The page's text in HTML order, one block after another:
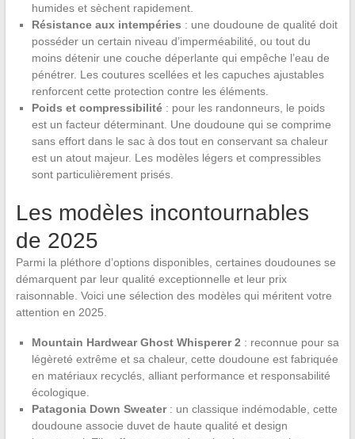
humides et sèchent rapidement.
Résistance aux intempéries : une doudoune de qualité doit
posséder un certain niveau d’imperméabilité, ou tout du
moins détenir une couche déperlante qui empêche l’eau de
pénétrer. Les coutures scellées et les capuches ajustables
renforcent cette protection contre les éléments.
Poids et compressibilité: pour les randonneurs, le poids
est un facteur déterminant. Une doudoune qui se comprime
sans effort dans le sac à dos tout en conservant sa chaleur
est un atout majeur. Les modèles légers et compressibles
sont particulièrement prisés.
Les modèles incontournables
de 2025
Parmi la pléthore d’options disponibles, certaines doudounes se
démarquent par leur qualité exceptionnelle et leur prix
raisonnable. Voici une sélection des modèles qui méritent votre
attention en 2025.
Mountain Hardwear Ghost Whisperer 2 : reconnue pour sa
légèreté extrême et sa chaleur, cette doudoune est fabriquée
en matériaux recyclés, alliant performance et responsabilité
écologique.
Patagonia Down Sweater: un classique indémodable, cette
doudoune associe duvet de haute qualité et design